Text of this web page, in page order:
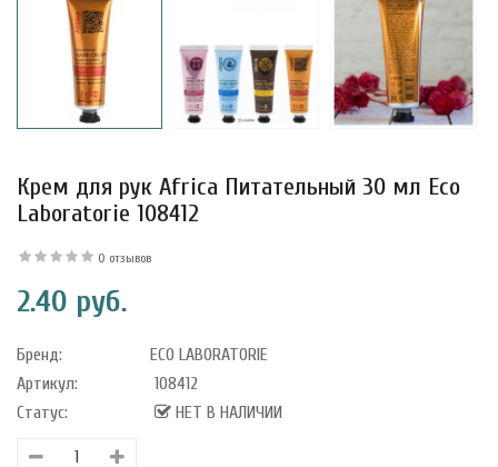
Крем для рук Africa Питательный 30 мл Eco
Laboratorie 108412
0 отзывов
2.40 руб.
Бренд:
ECO LABORATORIE
Артикул:
108412
Статус:
НЕТ В НАЛИЧИИ